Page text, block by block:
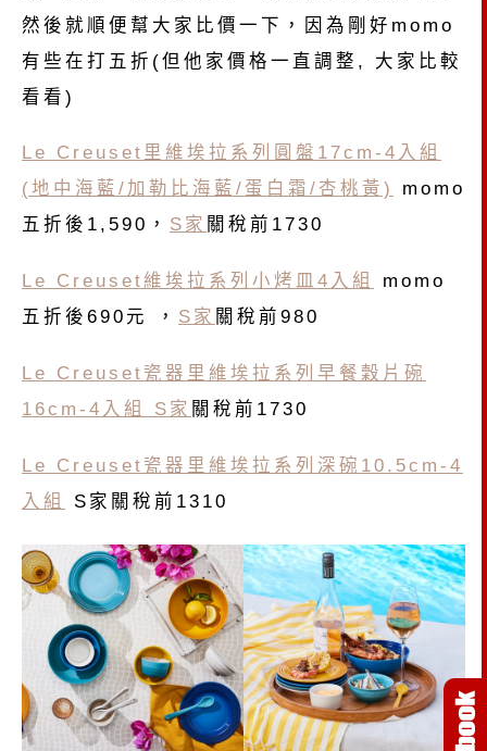
然後就順便幫大家比價一下，因為剛好momo
有些在打五折(但他家價格一直調整, 大家比較
看看)
Le Creuset里維埃拉系列圓盤17cm-4入組
(地中海藍/加勒比海藍/蛋白霜/杏桃黃)
momo
五折後1,590， S家 關稅前1730
Le Creuset維埃拉系列小烤皿4入組
momo
五折後690元 ， S家 關稅前980
Le Creuset瓷器里維埃拉系列早餐穀片碗
16cm-4入組 S家 關稅前1730
Le Creuset瓷器里維埃拉系列深碗10.5cm-4
入組
S家關稅前1310